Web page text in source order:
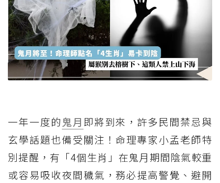
一年一度的鬼月 即將到來，許多民間禁忌與
玄學話題也備受關注！命理專家小孟老師特
別提醒，有「4個生肖」在鬼月期間陰氣較重
或容易吸收夜間穢氣，務必提高警覺、避開